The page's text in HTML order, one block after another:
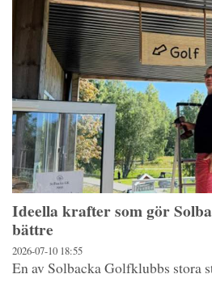
Ideella krafter som gör
bättre
2026-07-10 18:55
En av Solbacka Golfklubbs stora